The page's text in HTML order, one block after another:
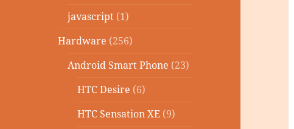
javascript (1)
Hardware (256)
Android Smart Phone (23)
HTC Desire (6)
HTC Sensation XE (9)